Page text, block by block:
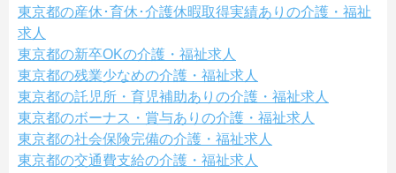
東京都の産休･育休･介護休暇取得実績ありの介護・福祉
求人
東京都の新卒OKの介護・福祉求人
東京都の残業少なめの介護・福祉求人
東京都の託児所・育児補助ありの介護・福祉求人
東京都のボーナス・賞与ありの介護・福祉求人
東京都の社会保険完備の介護・福祉求人
東京都の交通費支給の介護・福祉求人